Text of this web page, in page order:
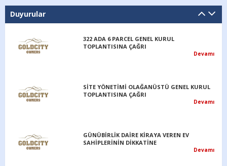
Duyurular
322 ADA 6 PARCEL GENEL KURUL
TOPLANTISINA ÇAĞRI
Devamı
SİTE YÖNETİMİ OLAĞANÜSTÜ GENEL KURUL
TOPLANTISINA ÇAĞRI
Devamı
GÜNÜBİRLİK DAİRE KİRAYA VEREN EV
SAHİPLERİNİN DİKKATİNE
Devamı